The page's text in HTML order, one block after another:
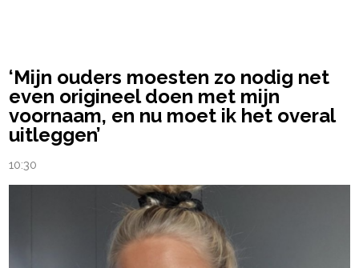
‘Mijn ouders moesten zo nodig net
even origineel doen met mijn
voornaam, en nu moet ik het overal
uitleggen’
10:30